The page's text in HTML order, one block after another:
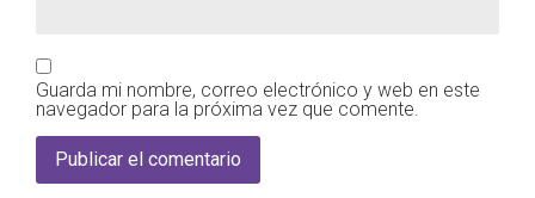
Guarda mi nombre, correo electrónico y web en este
navegador para la próxima vez que comente.